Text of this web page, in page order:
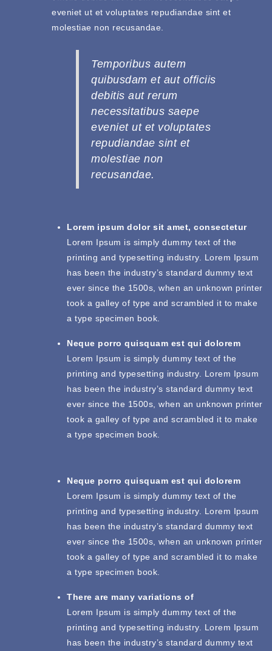
eveniet ut et voluptates repudiandae sint et
molestiae non recusandae.
Temporibus autem
quibusdam et aut officiis
debitis aut rerum
necessitatibus saepe
eveniet ut et voluptates
repudiandae sint et
molestiae non
recusandae.
Lorem ipsum dolor sit amet, consectetur
Lorem Ipsum is simply dummy text of the
printing and typesetting industry. Lorem Ipsum
has been the industry’s standard dummy text
ever since the 1500s, when an unknown printer
took a galley of type and scrambled it to make
a type specimen book.
Neque porro quisquam est qui dolorem
Lorem Ipsum is simply dummy text of the
printing and typesetting industry. Lorem Ipsum
has been the industry’s standard dummy text
ever since the 1500s, when an unknown printer
took a galley of type and scrambled it to make
a type specimen book.
Neque porro quisquam est qui dolorem
Lorem Ipsum is simply dummy text of the
printing and typesetting industry. Lorem Ipsum
has been the industry’s standard dummy text
ever since the 1500s, when an unknown printer
took a galley of type and scrambled it to make
a type specimen book.
There are many variations of
Lorem Ipsum is simply dummy text of the
printing and typesetting industry. Lorem Ipsum
has been the industry’s standard dummy text